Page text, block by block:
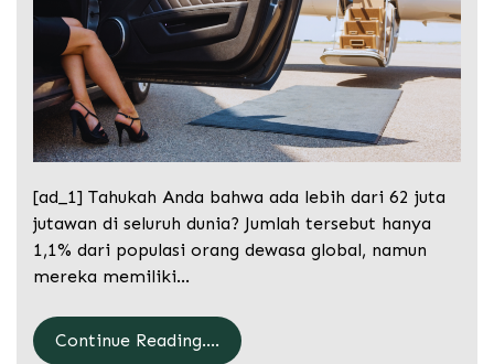
[ad_1] Tahukah Anda bahwa ada lebih dari 62 juta
jutawan di seluruh dunia? Jumlah tersebut hanya
1,1% dari populasi orang dewasa global, namun
mereka memiliki…
Continue Reading....